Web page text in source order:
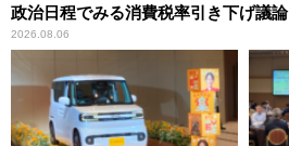
政治日程でみる消費税率引き下げ議論
2026.08.06